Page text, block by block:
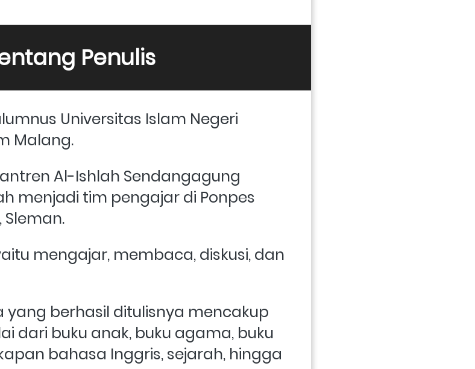
Penulis
Universitas Islam Negeri
Malang.
Al-Ishlah Sendangagung
menjadi tim pengajar di Ponpes
mengajar, membaca, diskusi, dan
yang berhasil ditulisnya mencakup
dari buku anak, buku agama, buku
bahasa Inggris, sejarah, hingga